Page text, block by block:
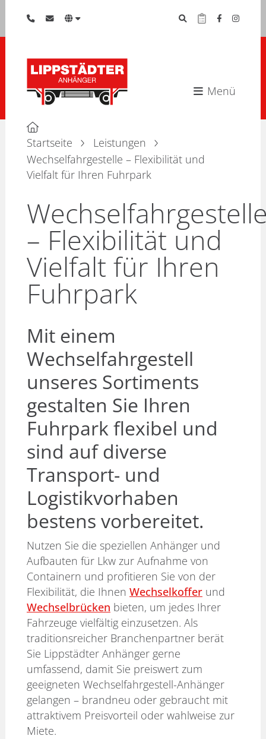
Menü
Startseite
Leistungen
Wechselfahrgestelle – Flexibilität und
Vielfalt für Ihren Fuhrpark
– Flexibilität und
Vielfalt für Ihren
Fuhrpark
Mit einem
Wechselfahrgestell
unseres Sortiments
gestalten Sie Ihren
Fuhrpark flexibel und
sind auf diverse
Transport- und
Logistikvorhaben
bestens vorbereitet.
Nutzen Sie die speziellen Anhänger und
Aufbauten für Lkw zur Aufnahme von
Containern und profitieren Sie von der
Flexibilität, die Ihnen Wechselkofferund
Wechselbrücken bieten, um jedes Ihrer
Fahrzeuge vielfältig einzusetzen. Als
traditionsreicher Branchenpartner berät
Sie Lippstädter Anhänger gerne
umfassend, damit Sie preiswert zum
geeigneten Wechselfahrgestell-Anhänger
gelangen – brandneu oder gebraucht mit
attraktivem Preisvorteil oder wahlweise zur
Miete.